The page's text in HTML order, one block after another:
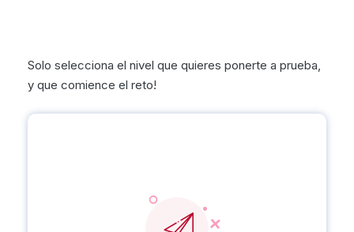
Solo selecciona el nivel que quieres ponerte a prueba,
y que comience el reto!